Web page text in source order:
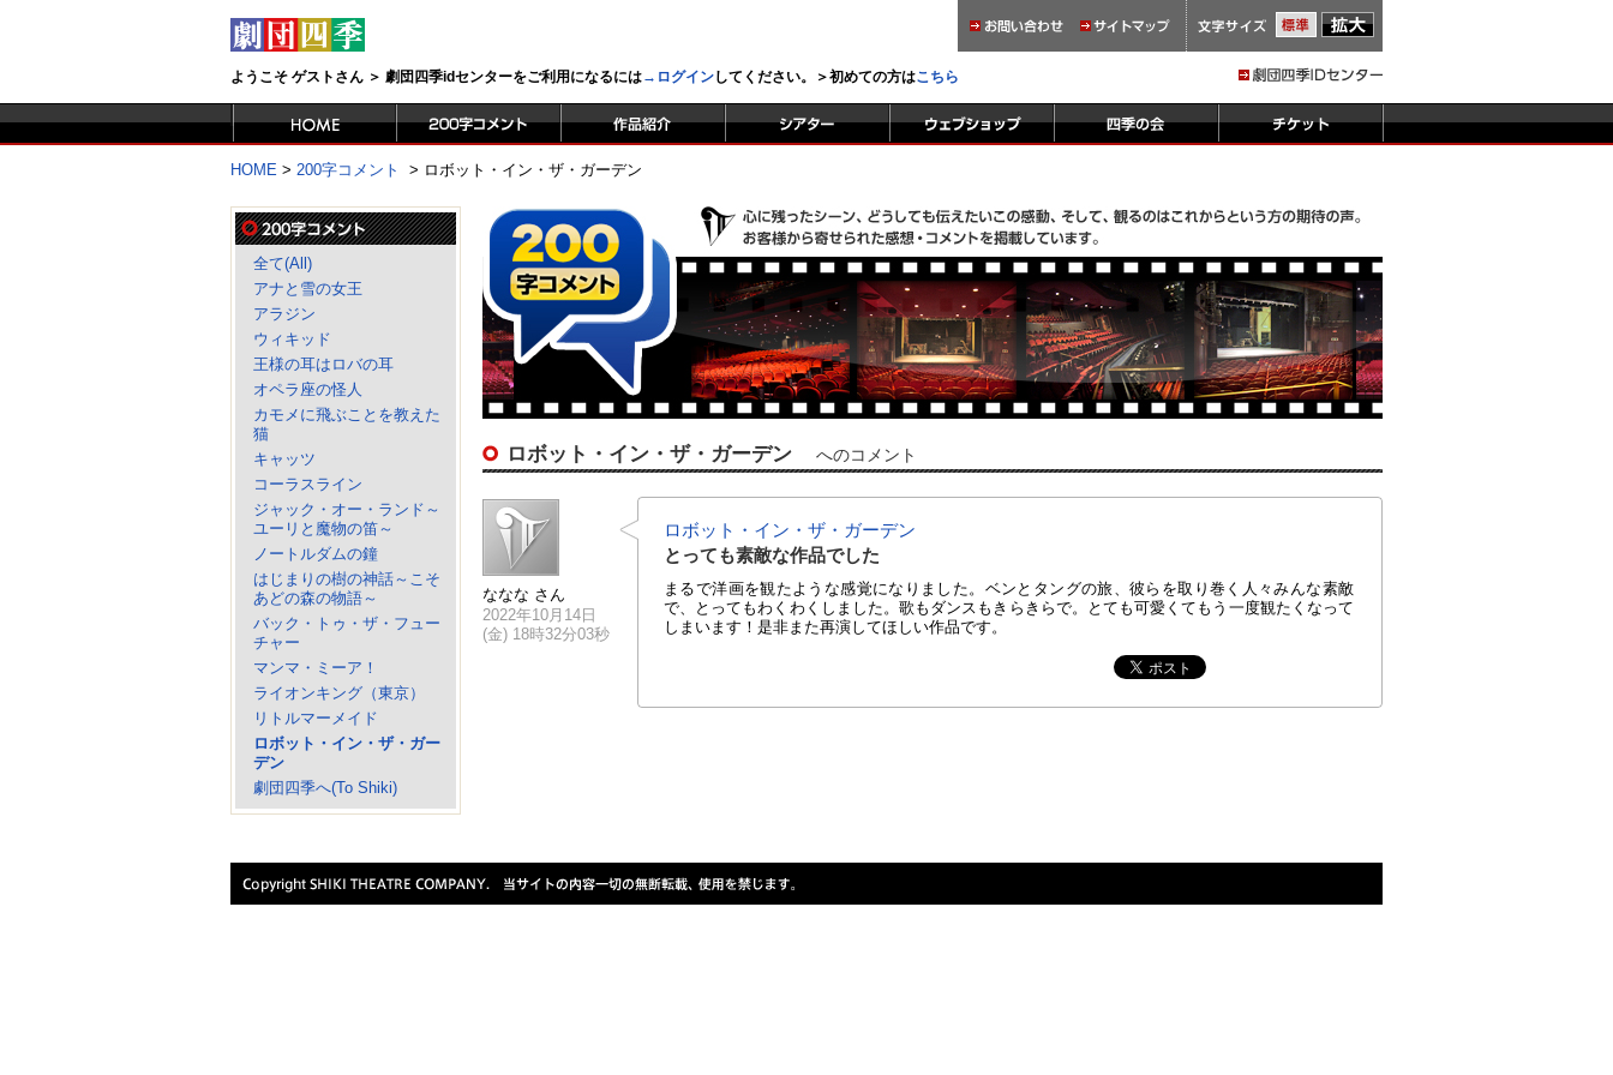
ようこそ ゲストさん ＞ 劇団四季idセンターをご利用になるには→ログインしてください。＞初めての方はこちら
HOME > 200字コメント > ロボット・イン・ザ・ガーデン
全て(All)
アナと雪の女王
アラジン
ウィキッド
王様の耳はロバの耳
オペラ座の怪人
カモメに飛ぶことを教えた
猫
キャッツ
コーラスライン
ジャック・オー・ランド～
ユーリと魔物の笛～
ノートルダムの鐘
はじまりの樹の神話～こそ
あどの森の物語～
バック・トゥ・ザ・フュー
チャー
マンマ・ミーア！
ライオンキング（東京）
リトルマーメイド
ロボット・イン・ザ・ガー
デン
劇団四季へ(To Shiki)
ロボット・イン・ザ・ガーデン へのコメント
ななな さん
2022年10月14日
(金) 18時32分03秒
ロボット・イン・ザ・ガーデン
とっても素敵な作品でした
まるで洋画を観たような感覚になりました。ベンとタングの旅、彼らを取り巻く人々みんな素敵
で、とってもわくわくしました。歌もダンスもきらきらで。とても可愛くてもう一度観たくなって
しまいます！是非また再演してほしい作品です。